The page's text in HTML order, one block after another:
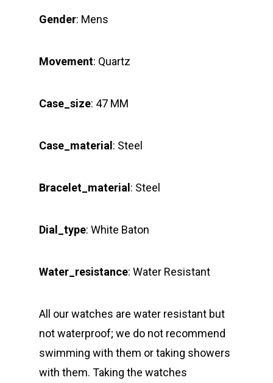
Gender: Mens
Movement: Quartz
Case_size: 47 MM
Case_material : Steel
Bracelet_material : Steel
Dial_type: White Baton
Water_resistance: Water Resistant
All our watches are water resistant but
not waterproof; we do not recommend
swimming with them or taking showers
with them. Taking the watches